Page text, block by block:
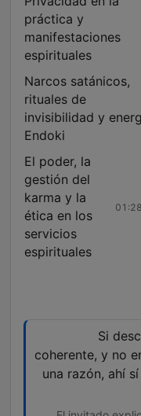
práctica y
manifestaciones
espirituales
Narcos satánicos,
rituales de
invisibilidad y
Endoki
El poder, la
gestión del
karma y la
ética en los
servicios
espirituales
Si
coherente, y no
una razón, ahí